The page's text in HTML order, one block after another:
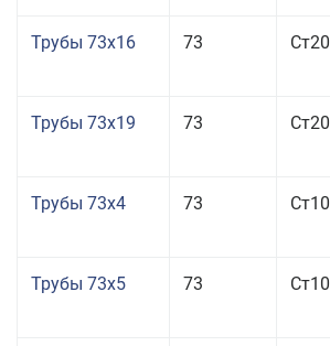
Трубы 73x16 73 Ст20
Трубы 73x19 73 Ст20
Трубы 73x4 73 Ст10
Трубы 73x5 73 Ст10